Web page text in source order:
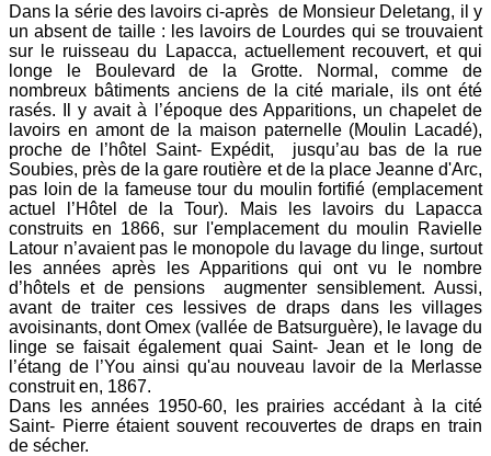
Dans la série des lavoirs ci-après de Monsieur Deletang, il y
un absent de taille : les lavoirs de Lourdes qui se trouvaient
sur le ruisseau du Lapacca, actuellement recouvert, et qui
longe le Boulevard de la Grotte. Normal, comme de
nombreux bâtiments anciens de la cité mariale, ils ont été
rasés. Il y avait à l’époque des Apparitions, un chapelet de
lavoirs en amont de la maison paternelle (Moulin Lacadé),
proche de l’hôtel Saint- Expédit, jusqu’au bas de la rue
Soubies, près de la gare routière et de la place Jeanne d'Arc,
pas loin de la fameuse tour du moulin fortifié (emplacement
actuel l’Hôtel de la Tour). Mais les lavoirs du Lapacca
construits en 1866, sur l'emplacement du moulin Ravielle
Latour n’avaient pas le monopole du lavage du linge, surtout
les années après les Apparitions qui ont vu le nombre
d’hôtels et de pensions augmenter sensiblement. Aussi,
avant de traiter ces lessives de draps dans les villages
avoisinants, dont Omex (vallée de Batsurguère), le lavage du
linge se faisait également quai Saint- Jean et le long de
l’étang de l’You ainsi qu'au nouveau lavoir de la Merlasse
construit en, 1867.
Dans les années 1950-60, les prairies accédant à la cité
Saint- Pierre étaient souvent recouvertes de draps en train
de sécher.